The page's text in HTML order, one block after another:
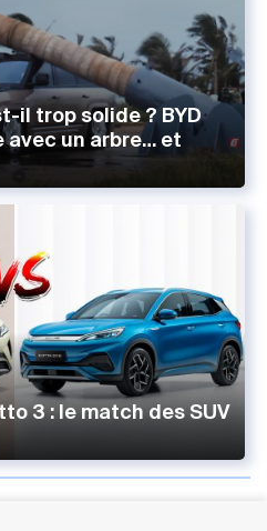
il trop solide ? BYD
avec un arbre… et
3 : le match des SUV